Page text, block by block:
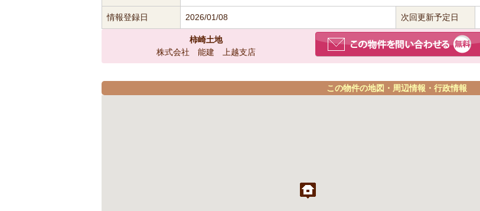
情報登録日 2026/01/08 次回更新予定日
柿崎土地
株式会社 能建 上越支店
この物件の地図・周辺情報・行政情報